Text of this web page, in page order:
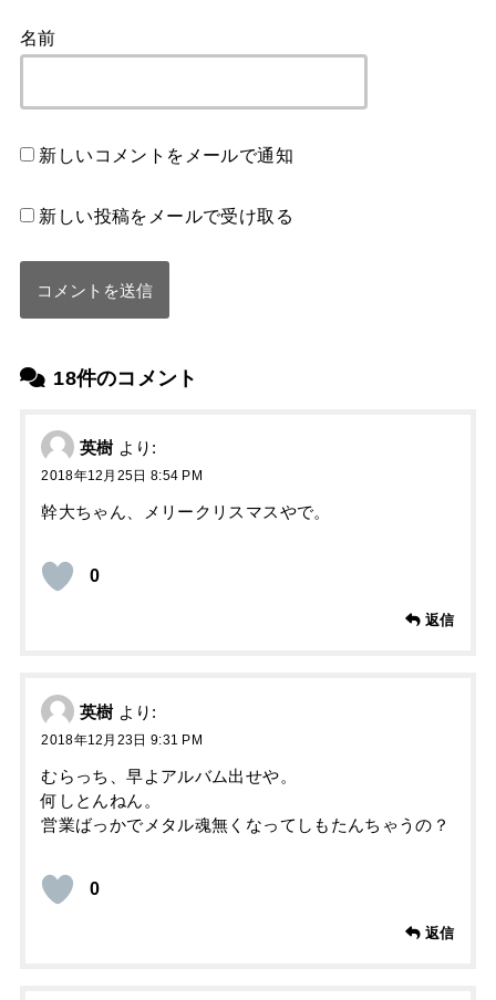
18件のコメント
英樹 より:
2018年12月25日 8:54 PM
幹大ちゃん、メリークリスマスやで。
0
返信
英樹 より:
2018年12月23日 9:31 PM
むらっち、早よアルバム出せや。
何しとんねん。
営業ばっかでメタル魂無くなってしもたんちゃうの？
0
返信
名前
新しいコメントをメールで通知
新しい投稿をメールで受け取る